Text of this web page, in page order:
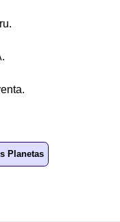
Planetas